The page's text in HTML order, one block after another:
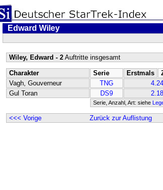
Edward Wiley
Wiley, Edward - 2Auftritte insgesamt
Charakter Serie Erstmals
Vagh, Gouverneur
TNG 4.24
Gul Toran
DS9 2.18
Serie, Anzahl, Art: siehe
<<< Vorige Zurück zur Auflistung